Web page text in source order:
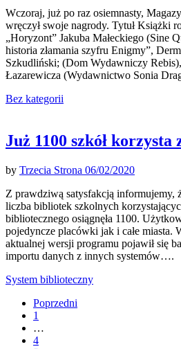
Wczoraj, już po raz osiemnasty,
wręczył swoje nagrody. Tytuł Książki
„Horyzont” Jakuba Małeckiego (Sine
historia złamania szyfru Enigmy”,
Szkudliński; (Dom Wydawniczy
Łazarewicza (Wydawnictwo Sonia
Bez kategorii
Już 1100 szkół korzysta
by Trzecia Strona 06/02/2020
Z prawdziwą satysfakcją informujemy,
liczba bibliotek szkolnych
bibliotecznego osiągnęła 1100.
pojedyncze placówki jak i całe miasta.
aktualnej wersji programu pojawił się
importu danych z innych systemów….
System biblioteczny
Poprzedni
1
…
4